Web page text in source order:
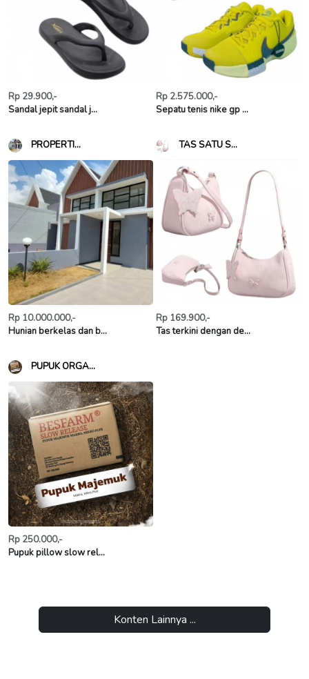
Rp 29.900,-
Sandal jepit sandal j...
Rp 2.575.000,-
Sepatu tenis nike gp ...
PROPERTI...
Rp 10.000.000,-
Hunian berkelas dan b...
TAS SATU S...
Rp 169.900,-
Tas terkini dengan de...
PUPUK ORGA...
Rp 250.000,-
Pupuk pillow slow rel...
Konten Lainnya ...